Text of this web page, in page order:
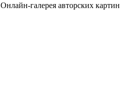
Онлайн-галерея авторских картин